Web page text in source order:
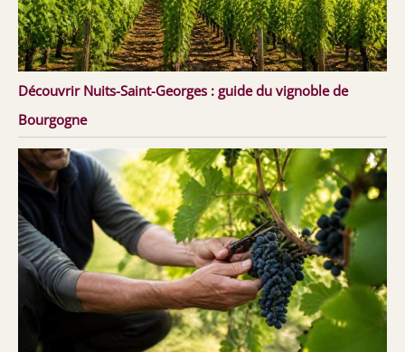
Découvrir Nuits-Saint-Georges : guide du vignoble de
Bourgogne